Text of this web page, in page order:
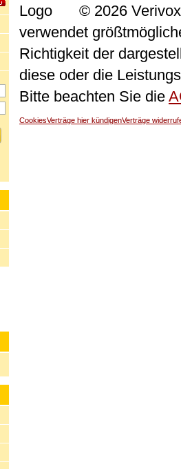
© 2026
verwendet
Richtigkeit der
diese oder die
Bitte beachten Sie die
CookiesVerträge hier kündigenVerträge